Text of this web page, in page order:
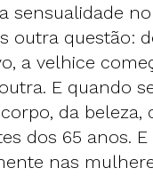
sensualidade
outra questão:
a velhice
E quando
da beleza,
dos 65 anos. E
nas